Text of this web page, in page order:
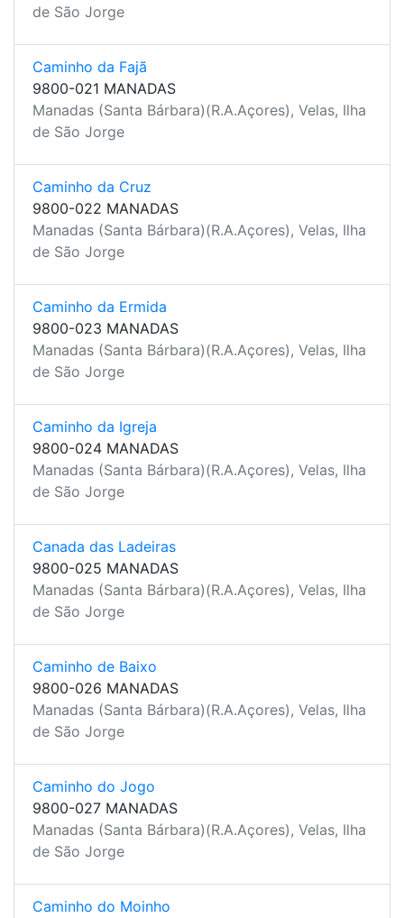
de São Jorge
Caminho da Fajã
9800-021 MANADAS
Manadas (Santa Bárbara)(R.A.Açores), Velas, Ilha
de São Jorge
Caminho da Cruz
9800-022 MANADAS
Manadas (Santa Bárbara)(R.A.Açores), Velas, Ilha
de São Jorge
Caminho da Ermida
9800-023 MANADAS
Manadas (Santa Bárbara)(R.A.Açores), Velas, Ilha
de São Jorge
Caminho da Igreja
9800-024 MANADAS
Manadas (Santa Bárbara)(R.A.Açores), Velas, Ilha
de São Jorge
Canada das Ladeiras
9800-025 MANADAS
Manadas (Santa Bárbara)(R.A.Açores), Velas, Ilha
de São Jorge
Caminho de Baixo
9800-026 MANADAS
Manadas (Santa Bárbara)(R.A.Açores), Velas, Ilha
de São Jorge
Caminho do Jogo
9800-027 MANADAS
Manadas (Santa Bárbara)(R.A.Açores), Velas, Ilha
de São Jorge
Caminho do Moinho